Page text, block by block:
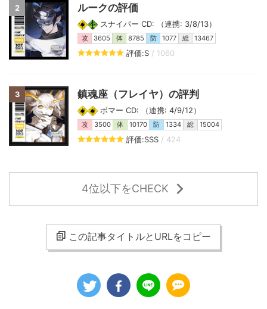
2 ルークの評価
スナイパー CD: （連携: 3/8/13）
攻 3605 体 8785 防 1077 総 13467
評価:S / 1060
3 鎮魂座（フレイヤ）の評判
ボマー CD: （連携: 4/9/12）
攻 3500 体 10170 防 1334 総 15004
評価:SSS / 424
4位以下をCHECK
この記事タイトルとURLをコピー